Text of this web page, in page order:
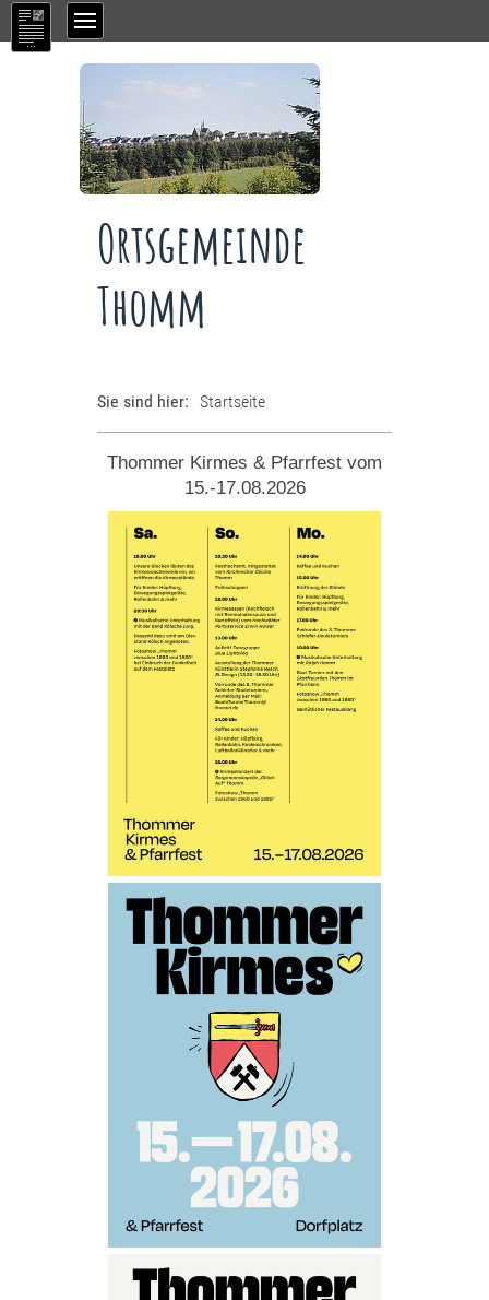
Ortsgemeinde
Thomm
Sie sind hier: Startseite
Thommer Kirmes & Pfarrfest vom
15.-17.08.2026